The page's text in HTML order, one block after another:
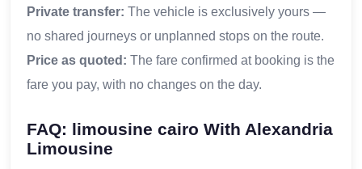
Private transfer: The vehicle is exclusively yours —
no shared journeys or unplanned stops on the route.
Price as quoted: The fare confirmed at booking is the
fare you pay, with no changes on the day.
FAQ: limousine cairo With Alexandria
Limousine